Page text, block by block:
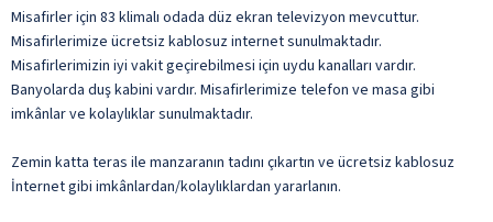
Misafirler için 83 klimalı odada düz ekran televizyon mevcuttur.
Misafirlerimize ücretsiz kablosuz internet sunulmaktadır.
Misafirlerimizin iyi vakit geçirebilmesi için uydu kanalları vardır.
Banyolarda duş kabini vardır. Misafirlerimize telefon ve masa gibi
imkânlar ve kolaylıklar sunulmaktadır.
Zemin katta teras ile manzaranın tadını çıkartın ve ücretsiz kablosuz
İnternet gibi imkânlardan/kolaylıklardan yararlanın.